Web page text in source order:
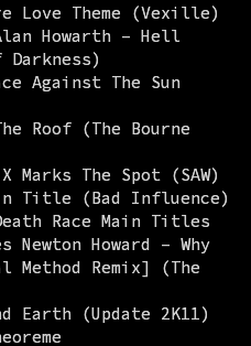
Love Theme (Vexille)
Howarth – Hell
Against The Sun
Roof (The Bourne
The Spot (SAW)
Title (Bad Influence)
Race Main Titles
Newton Howard – Why
Method Remix] (The
Earth (Update 2K11)